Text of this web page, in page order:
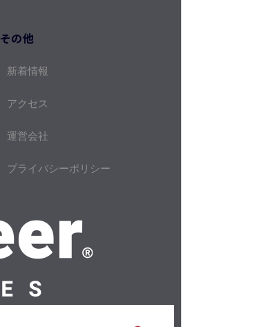
その他
新着情報
アクセス
運営会社
プライバシーポリシー